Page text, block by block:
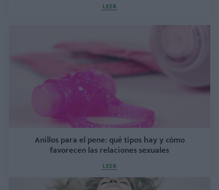
LEER
Anillos para el pene: qué tipos hay y cómo
favorecen las relaciones sexuales
LEER